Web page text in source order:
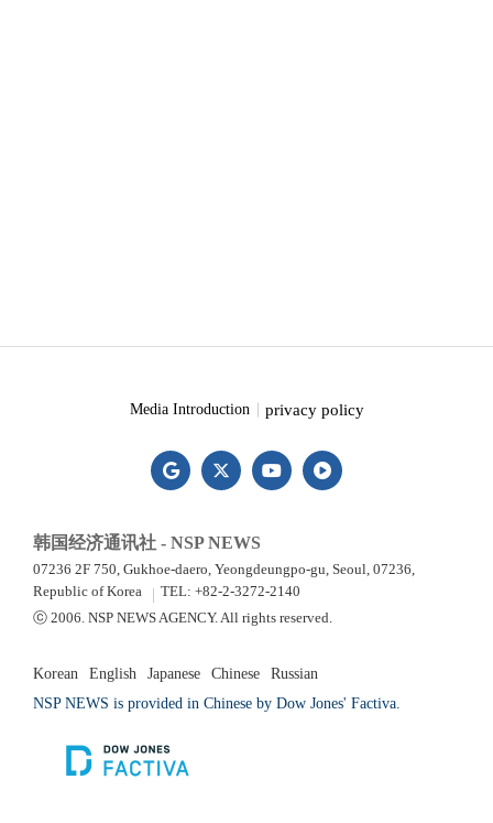
Media Introduction privacy policy
韩国经济通讯社 - NSP NEWS
07236 2F 750, Gukhoe-daero, Yeongdeungpo-gu, Seoul, 07236,
Republic of Korea
TEL: +82-2-3272-2140
ⓒ 2006. NSP NEWS AGENCY. All rights reserved.
Korean English Japanese Chinese
Russian
NSP NEWS is provided in Chinese by Dow Jones' Factiva.